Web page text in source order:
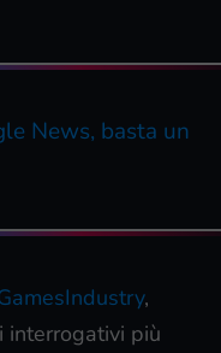
News, basta un
,
più